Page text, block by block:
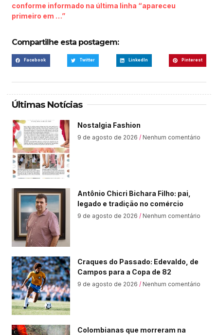
conforme informado na última linha “apareceu
primeiro em …”
Compartilhe esta postagem:
Facebook Twitter LinkedIn Pinterest
Últimas Notícias
Nostalgia Fashion
9 de agosto de 2026 Nenhum comentário
Antônio Chicri Bichara Filho: pai,
legado e tradição no comércio
9 de agosto de 2026 Nenhum comentário
Craques do Passado: Edevaldo, de
Campos para a Copa de 82
9 de agosto de 2026 Nenhum comentário
Colombianas que morreram na